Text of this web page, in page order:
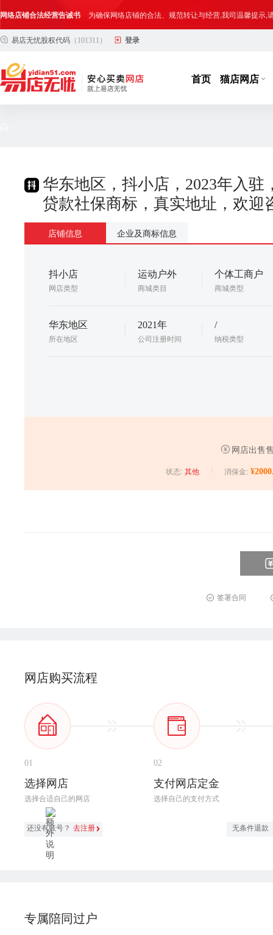
网络店铺合法经营告诫书 为确保网络店铺的合法、规范转让与经营,我司温馨提示
合法合规经营告客户书 部分客户在购买抖店网络店铺后，存在试图规避平台监
网络店铺合法经营告诫书 为确保网络店铺的合法、规范转让与经营,我司温馨提示
易店无忧股权代码 （101311） 登录
首页 猫店网店
华东地区，抖小店，2023年入
贷款社保商标，真实地址，欢迎
店铺信息 企业及商标信息
抖小店
网店类型
运动户外
商城类目
个体工商户
商城类型
华东地区
所在地区
2021年
公司注册时间
/
纳税类型
网店出售
状态: 其他 消保金:
签署合同
网店购买流程
01
选择网店
选择合适自己的网店
还没有账号？ 去注册
02
支付网店定金
选择自己的支付方式
无条件退款
专属陪同过户